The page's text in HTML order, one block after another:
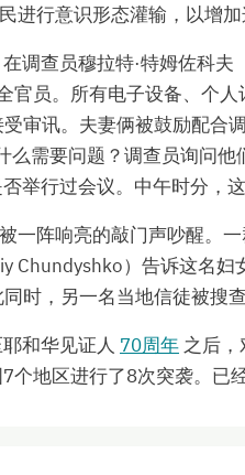
进行意识形态灌输，以增
调查员穆拉特·特姆佐科
官员。所有电子设备、个
审讯。夫妻俩被鼓励配合
么需要问题？调查员询问
举行过会议。中午时分，这
一阵响亮的敲门声吵醒。
Chundyshko）告诉这名
时，另一名当地信徒被搜
和华见证人 70周年 之后
个地区进行了8次突袭。已